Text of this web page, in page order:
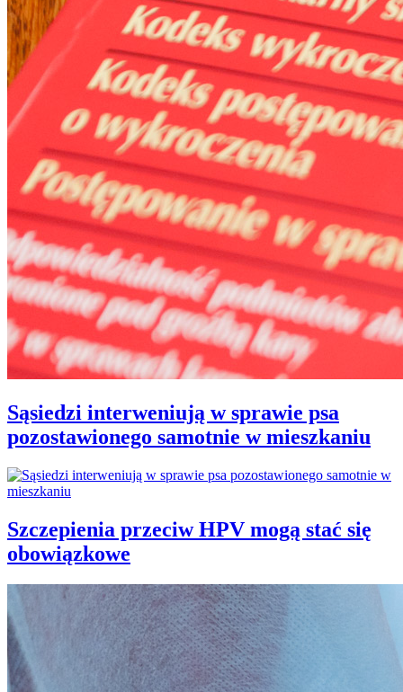
Sąsiedzi interweniują w sprawie psa
pozostawionego samotnie w mieszkaniu
Szczepienia przeciw HPV mogą stać się
obowiązkowe